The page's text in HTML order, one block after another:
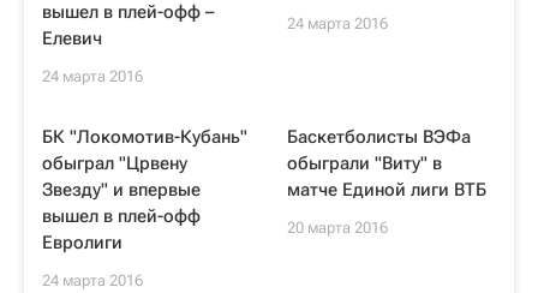
вышел в плей-офф –
Елевич
24 марта 2016
24 марта 2016
БК "Локомотив-Кубань"
обыграл "Црвену
Звезду" и впервые
вышел в плей-офф
Евролиги
24 марта 2016
Баскетболисты ВЭФа
обыграли "Виту" в
матче Единой лиги ВТБ
20 марта 2016